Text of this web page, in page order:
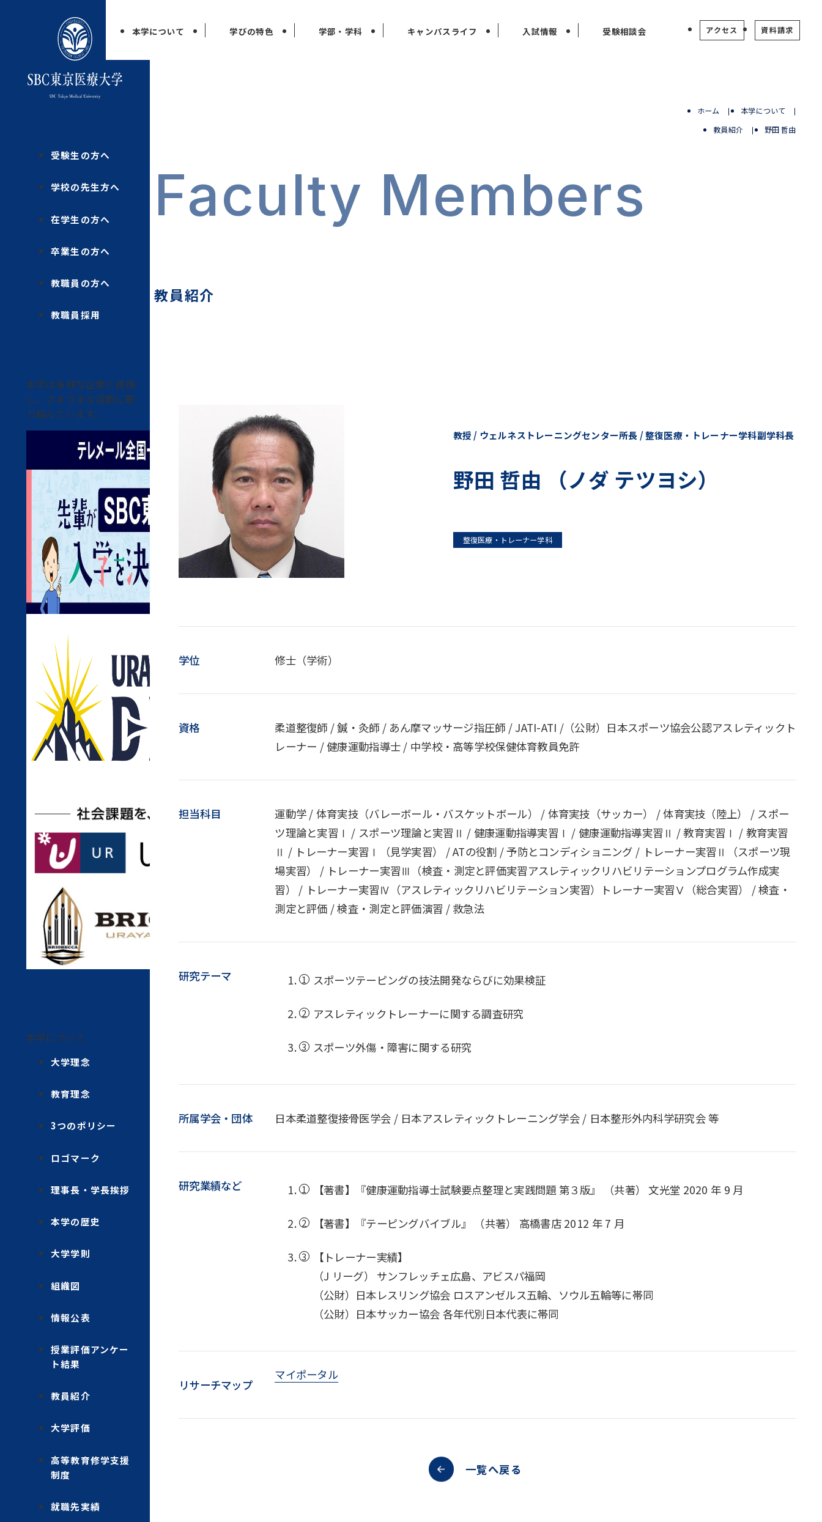
受験生の方へ
学校の先生方へ
在学生の方へ
卒業生の方へ
教職員の方へ
教職員採用
本学は多様な企業と連携
し、さまざまな活動に取
り組んでいます。
本学について
大学理念
教育理念
3つのポリシー
ロゴマーク
理事長・学長挨拶
本学の歴史
大学学則
組織図
情報公表
授業評価アンケー
ト結果
教員紹介
大学評価
高等教育修学支援
制度
就職先実績
本学について 学びの特色 学部・学科 キャンパスライフ 入試情報 受験相談会 アクセス 資料請求
Faculty Members
教員紹介
ホーム
本学について
教員紹介
野田 哲由
教授 / ウェルネストレーニングセンター所長 / 整復医療・トレーナー学科副学科長
野田 哲由 （ノダ テツヨシ）
整復医療・トレーナー学科
学位 修士（学術）
資格
柔道整復師 / 鍼・灸師 / あん摩マッサージ指圧師 / JATI-ATI /（公財）日本スポーツ協会公認アスレティックト
レーナー / 健康運動指導士 / 中学校・高等学校保健体育教員免許
担当科目
運動学 / 体育実技（バレーボール・バスケットボール） / 体育実技（サッカー） / 体育実技（陸上） / スポー
ツ理論と実習Ⅰ / スポーツ理論と実習Ⅱ / 健康運動指導実習Ⅰ / 健康運動指導実習Ⅱ / 教育実習Ⅰ / 教育実習
Ⅱ / トレーナー実習Ⅰ（見学実習） / ATの役割 / 予防とコンディショニング / トレーナー実習Ⅱ（スポーツ現
場実習） / トレーナー実習Ⅲ（検査・測定と評価実習アスレティックリハビリテーションプログラム作成実
習） / トレーナー実習Ⅳ（アスレティックリハビリテーション実習）トレーナー実習Ⅴ（総合実習） / 検査・
測定と評価 / 検査・測定と評価演習 / 救急法
研究テーマ スポーツテーピングの技法開発ならびに効果検証
アスレティックトレーナーに関する調査研究
スポーツ外傷・障害に関する研究
所属学会・団体 日本柔道整復接骨医学会 / 日本アスレティックトレーニング学会 / 日本整形外内科学研究会 等
研究業績など 【著書】『健康運動指導士試験要点整理と実践問題 第３版』 （共著） 文光堂 2020 年 9 月
【著書】『テーピングバイブル』 （共著） 高橋書店 2012 年 7 月
【トレーナー実績】
（J リーグ） サンフレッチェ広島、アビスパ福岡
（公財）日本レスリング協会 ロスアンゼルス五輪、ソウル五輪等に帯同
（公財）日本サッカー協会 各年代別日本代表に帯同
リサーチマップ
マイポータル
一覧へ戻る